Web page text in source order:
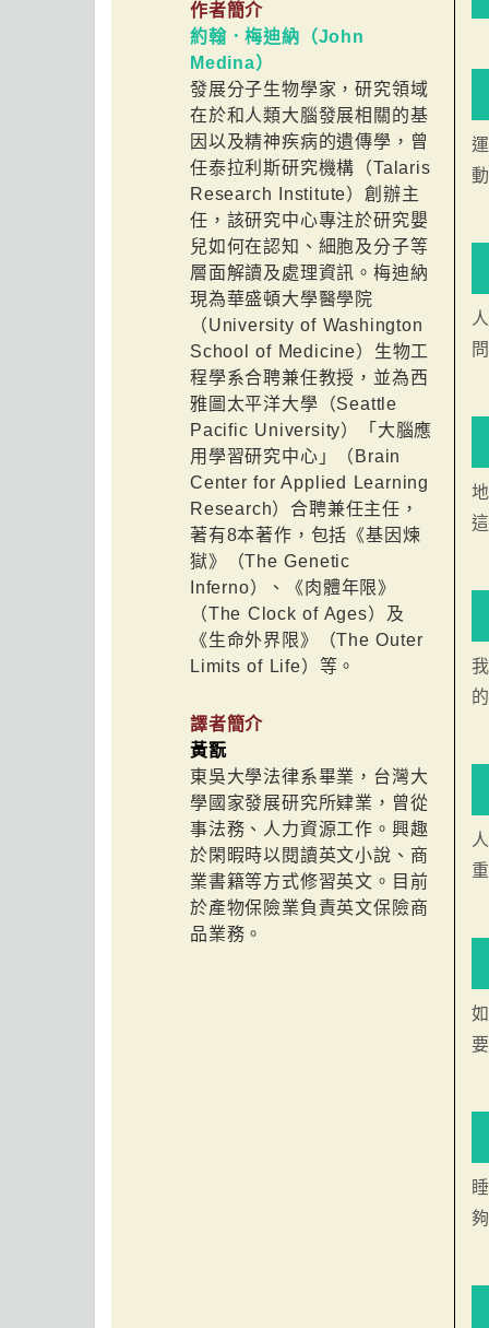
作者簡介
約翰．梅迪納（John
Medina）
發展分子生物學家，研究領域
在於和人類大腦發展相關的基
因以及精神疾病的遺傳學，曾
任泰拉利斯研究機構（Talaris
Research Institute）創辦主
任，該研究中心專注於研究嬰
兒如何在認知、細胞及分子等
層面解讀及處理資訊。梅迪納
現為華盛頓大學醫學院
（University of Washington
School of Medicine）生物工
程學系合聘兼任教授，並為西
雅圖太平洋大學（Seattle
Pacific University）「大腦應
用學習研究中心」（Brain
Center for Applied Learning
Research）合聘兼任主任，
著有8本著作，包括《基因煉
獄》（The Genetic
Inferno）、《肉體年限》
（The Clock of Ages）及
《生命外界限》（The Outer
Limits of Life）等。
譯者簡介
黃翫
東吳大學法律系畢業，台灣大
學國家發展研究所肄業，曾從
事法務、人力資源工作。興趣
於閑暇時以閱讀英文小說、商
業書籍等方式修習英文。目前
於產物保險業負責英文保險商
品業務。